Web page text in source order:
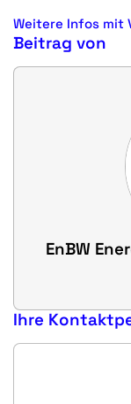
Weitere Infos mit
Beitrag von
EnBW
Ihre